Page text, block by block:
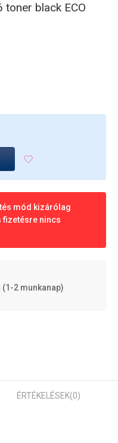
black ECO
mód kizárólag
fizetésre nincs
2 munkanap)
ÉRTÉKELÉSEK(0)